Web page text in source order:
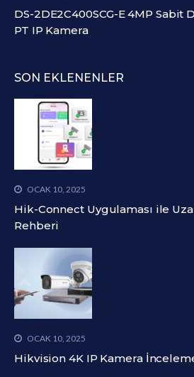
DS-2DE2C400SCG-E 4MP Sabit
PT IP Kamera
SON EKLENENLER
OCAK 10, 2025
Hik-Connect Uygulaması ile
Rehberi
OCAK 10, 2025
Hikvision 4K IP Kamera